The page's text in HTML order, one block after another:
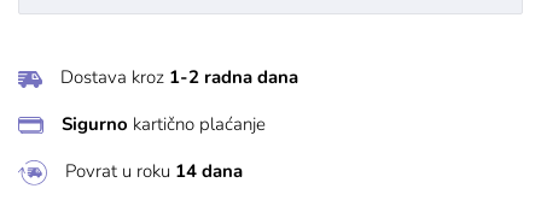
Dostava kroz 1-2 radna dana
Sigurno kartično plaćanje
Povrat u roku 14 dana